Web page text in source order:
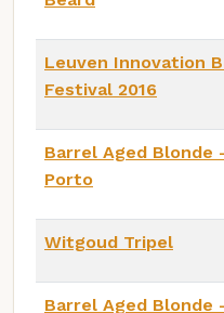
Leuven Innovation
Festival 2016
Barrel Aged Blonde
Porto
Witgoud Tripel
Barrel Aged Blonde